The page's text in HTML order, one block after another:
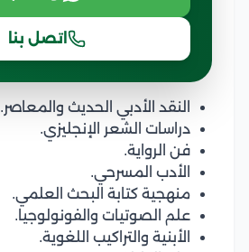
اتصل بنا
النقد الأدبي الحديث والمعاصر.
دراسات الشعر الإنجليزي.
فن الرواية.
الأدب المسرحي.
منهجية كتابة البحث العلمي.
علم الصوتيات والفونولوجيا.
الأبنية والتراكيب اللغوية.